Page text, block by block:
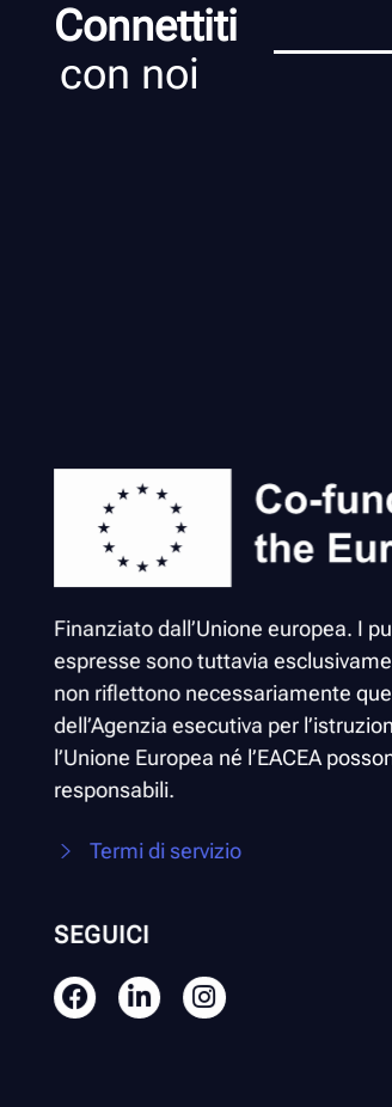
Connettiti
con noi
Finanziato dall’Unione europea. I
espresse sono tuttavia
non riflettono necessariamente
dell’Agenzia esecutiva per
l’Unione Europea né l’EACEA
responsabili.
Termi di servizio
SEGUICI